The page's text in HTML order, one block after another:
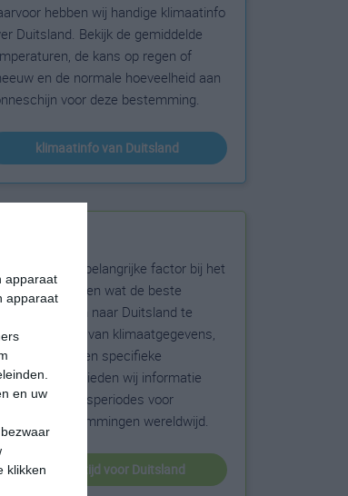
apparaat
apparaat
en uw
klikken
hebben wij handige klimaatinfo
Duitsland. Bekijk de gemiddelde
de kans op regen of
en de normale hoeveelheid aan
voor deze bestemming.
klimaatinfo van Duitsland
weer is een belangrijke factor bij het
Wil je weten wat de beste
zijn om naar Duitsland te
Op basis van klimaatgegevens,
en specifieke
bieden wij informatie
de beste reisperiodes voor
bestemmingen wereldwijd.
beste reistijd voor Duitsland